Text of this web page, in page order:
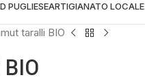
PUGLIESEARTIGIANATO LOCALE
taralli BIO